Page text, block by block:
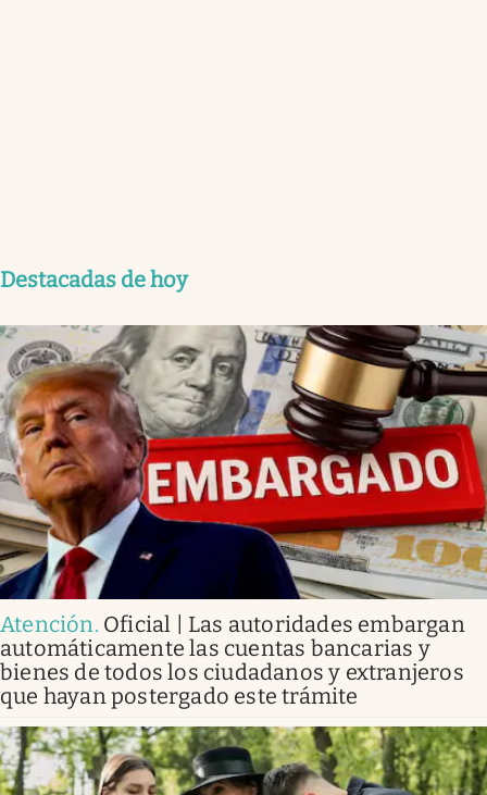
Destacadas de hoy
Atención. Oficial | Las autoridades embargan
automáticamente las cuentas bancarias y
bienes de todos los ciudadanos y extranjeros
que hayan postergado este trámite